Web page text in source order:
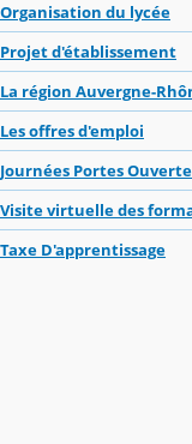
Organisation du lycée
Projet d'établissement
La région Auvergne-
Les offres d'emploi
Journées Portes
Visite virtuelle des
Taxe D'apprentissage